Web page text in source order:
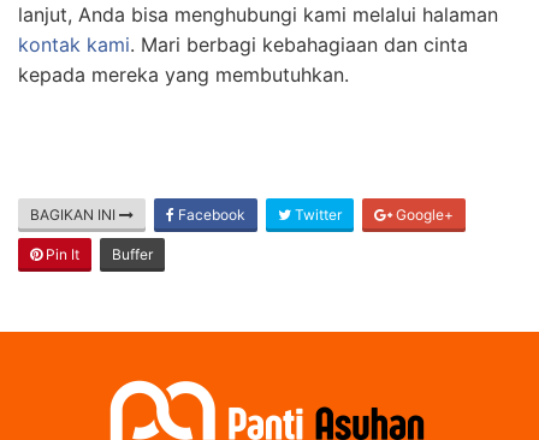
lanjut, Anda bisa menghubungi kami melalui halaman
kontak kami. Mari berbagi kebahagiaan dan cinta
kepada mereka yang membutuhkan.
BAGIKAN INI Facebook Twitter Google+
Pin It Buffer